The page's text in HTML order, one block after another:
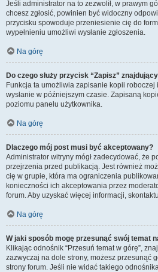
Jeśli administrator na to zezwolił, w prawym
chcesz zgłosić, powinien być widoczny
przycisku spowoduje przeniesienie cię do
wypełnieniu umożliwi wysłanie zgłoszenia.
Na górę
Do czego służy przycisk “Zapisz”
Funkcja ta umożliwia zapisanie kopii
wysłanie w późniejszym czasie. Zapisaną
poziomu panelu użytkownika.
Na górę
Dlaczego mój post musi być akceptowany?
Administrator witryny mógł zadecydować, że
przejrzenia przed publikacją. Jest również
cię w grupie, która ma ograniczenia
konieczności ich akceptowania przez
forum. Aby uzyskać więcej informacji,
Na górę
W jaki sposób mogę przesunąć swój temat
Klikając odnośnik “Przesuń temat w górę”,
zazwyczaj na dole strony, możesz przesunąć
strony forum. Jeśli nie widać takiego